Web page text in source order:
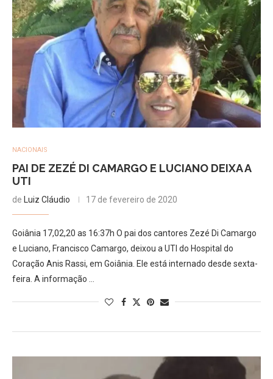
NACIONAIS
PAI DE ZEZÉ DI CAMARGO E LUCIANO DEIXA A
UTI
de Luiz Cláudio 17 de fevereiro de 2020
Goiânia 17,02,20 as 16:37h O pai dos cantores Zezé Di Camargo
e Luciano, Francisco Camargo, deixou a UTI do Hospital do
Coração Anis Rassi, em Goiânia. Ele está internado desde sexta-
feira. A informação …